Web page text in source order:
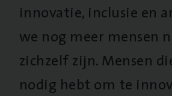
innovatie, inclusie en
we nog meer mensen
zichzelf zijn. Mensen
nodig hebt om te